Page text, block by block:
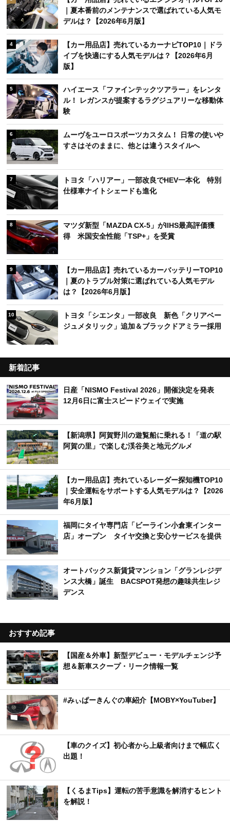
｜夏本番前のメンテナンスで選ばれている人気モ
デルは？【2026年6月版】
4
【カー用品店】売れているカーナビTOP10｜ドラ
イブを快適にする人気モデルは？【2026年6月
版】
5
ハイエース「ファインテックツアラー」をレンタ
ル！ レガンスが提案するラグジュアリーな移動体
験
6
ムーヴをユーロスポーツカスタム！ 日常の使いや
すさはそのままに、他とは違うスタイルへ
7
トヨタ「ハリアー」一部改良でHEV一本化 特別
仕様車ナイトシェードも進化
8
マツダ新型「MAZDA CX-5」がIIHS最高評価獲
得 米国安全性能「TSP+」を受賞
9
【カー用品店】売れているカーバッテリーTOP10
｜夏のトラブル対策に選ばれている人気モデル
は？【2026年6月版】
10
トヨタ「シエンタ」一部改良 新色「クリアベー
ジュメタリック」追加＆ブラックドアミラー採用
新着記事
日産「NISMO Festival 2026」開催決定を発表
12月6日に富士スピードウェイで実施
【新潟県】阿賀野川の遊覧船に乗れる！「道の駅
阿賀の里」で楽しむ渓谷美と地元グルメ
【カー用品店】売れているレーダー探知機TOP10
｜安全運転をサポートする人気モデルは？【2026
年6月版】
福岡にタイヤ専門店「ビーライン小倉東インター
店」オープン タイヤ交換と安心サービスを提供
オートバックス新賃貸マンション「グランレジデ
ンス大橋」誕生 BACSPOT発想の趣味共生レジ
デンス
おすすめ記事
【国産＆外車】新型デビュー・モデルチェンジ予
想＆新車スクープ・リーク情報一覧
#みぃぱーきんぐの車紹介【MOBY×YouTuber】
【車のクイズ】初心者から上級者向けまで幅広く
出題！
【くるまTips】運転の苦手意識を解消するヒント
を解説！